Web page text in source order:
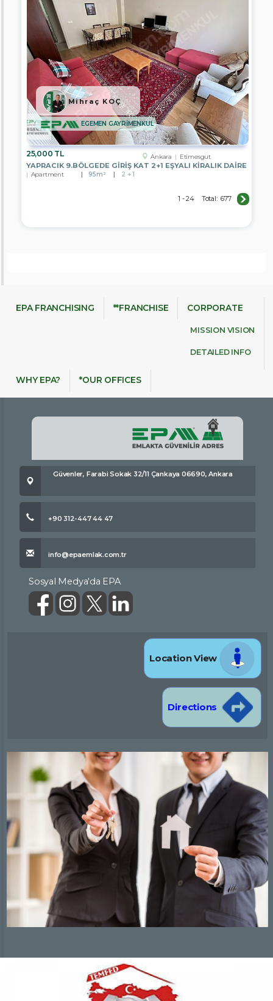
25,000 TL Ankara Etimesgut
YAPRACIK 9.BÖLGEDE GİRİŞ KAT 2+1 EŞYALI KİRALIK DAİRE
Apartment 95m² 2 + 1
EGEMEN GAYRİMENKUL
Mihraç KOÇ
1 - 24 Total: 677
EPA FRANCHISING **FRANCHISE CORPORATE
MISSION VISION
DETAILED INFO
WHY EPA? *OUR OFFICES
Güvenler, Farabi Sokak 32/11 Çankaya 06690, Ankara
+90 312-447 44 47
info@epaemlak.com.tr
Sosyal Medya'da EPA
Location View
Directions